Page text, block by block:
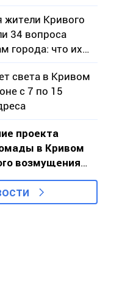
проблему
жители Кривого
34 вопроса
города: что их
света в Кривом
с 7 по 15
проекта
в Кривом
возмущения
действовать